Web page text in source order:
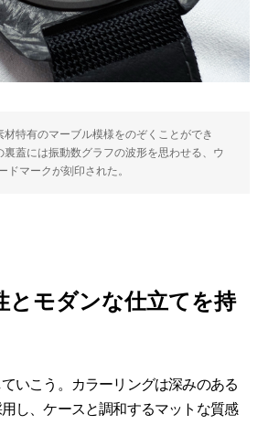
特有のマーブル模様をのぞくことができ
裏蓋には振動数グラフの波形を思わせる、ウ
ドマークが刻印された。
とモダンな仕立てを持
いこう。カラーリングは深みのある
し、ケースと調和するマットな質感